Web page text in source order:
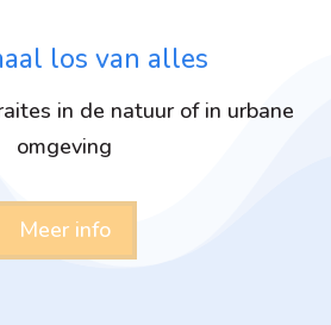
los van alles
in de natuur of in urbane
omgeving
Meer info